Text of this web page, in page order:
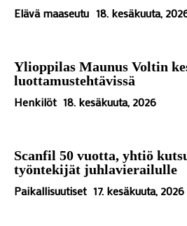
Elävä maaseutu 18. kesäkuuta,
Ylioppilas Maunus Voltin
luottamustehtävissä
Henkilöt 18. kesäkuuta, 2026
Scanfil 50 vuotta, yhtiö
työntekijät juhlavierailulle
Paikallisuutiset 17. kesäkuuta, 2026